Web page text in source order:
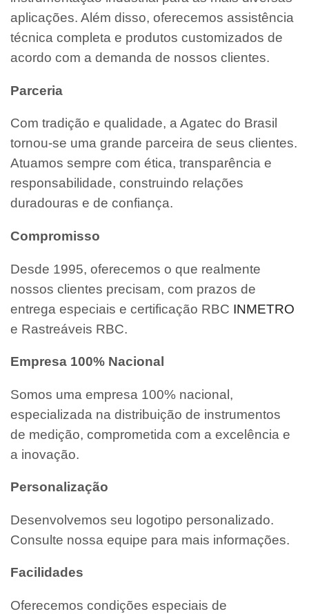
aplicações. Além disso, oferecemos assistência
técnica completa e produtos customizados de
acordo com a demanda de nossos clientes.
Parceria
Com tradição e qualidade, a Agatec do Brasil
tornou-se uma grande parceira de seus clientes.
Atuamos sempre com ética, transparência e
responsabilidade, construindo relações
duradouras e de confiança.
Compromisso
Desde 1995, oferecemos o que realmente
nossos clientes precisam, com prazos de
entrega especiais e certificação RBC INMETRO
e Rastreáveis RBC.
Empresa 100% Nacional
Somos uma empresa 100% nacional,
especializada na distribuição de instrumentos
de medição, comprometida com a excelência e
a inovação.
Personalização
Desenvolvemos seu logotipo personalizado.
Consulte nossa equipe para mais informações.
Facilidades
Oferecemos condições especiais de